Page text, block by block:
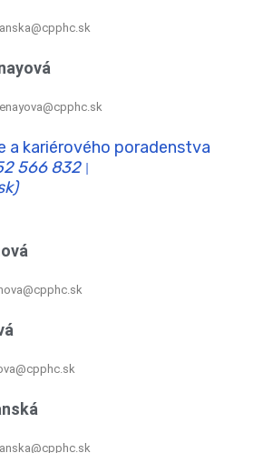
a kariérového poradenstva
566 832